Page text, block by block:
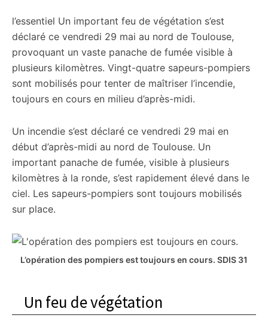
l’essentiel Un important feu de végétation s’est
déclaré ce vendredi 29 mai au nord de Toulouse,
provoquant un vaste panache de fumée visible à
plusieurs kilomètres. Vingt-quatre sapeurs-pompiers
sont mobilisés pour tenter de maîtriser l’incendie,
toujours en cours en milieu d’après-midi.
Un incendie s’est déclaré ce vendredi 29 mai en
début d’après-midi au nord de Toulouse. Un
important panache de fumée, visible à plusieurs
kilomètres à la ronde, s’est rapidement élevé dans le
ciel. Les sapeurs-pompiers sont toujours mobilisés
sur place.
L’opération des pompiers est toujours en cours. SDIS 31
Un feu de végétation